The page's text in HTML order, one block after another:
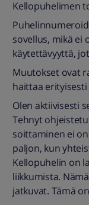
Kellopuhelimen
sovellus, mikä ei
käytettävyyttä,
Muutokset ovat
haittaa
Olen aktiivisesti
Tehnyt
soittaminen ei
paljon, kun
Kellopuhelin on
liikkumista.
jatkuvat. Tämä